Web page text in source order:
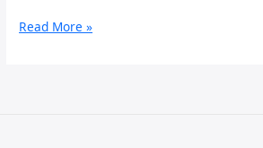
Karaköy
Read More »